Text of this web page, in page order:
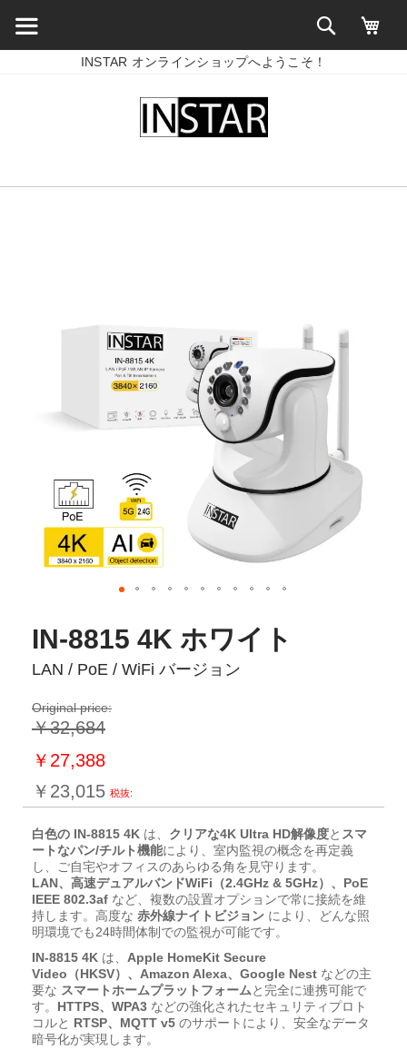
INSTAR オンラインショップへようこそ！
IN-8815 4K ホワイト
LAN / PoE / WiFi バージョン
Original price:
￥32,684
特
価
格
￥27,388
￥23,015
白色の IN-8815 4K は、 クリアな4K Ultra HD解像度と スマ
ートなパン/チルト機能により、室内監視の概念を再定義
し、ご自宅やオフィスのあらゆる角を見守ります。
LAN、高速デュアルバンドWiFi（2.4GHz & 5GHz）、PoE
IEEE 802.3af など、複数の設置オプションで常に接続を維
持します。高度な 赤外線ナイトビジョン により、どんな照
明環境でも24時間体制での監視が可能です。
IN-8815 4K は、 Apple HomeKit Secure
Video（HKSV）、Amazon Alexa、Google Nest などの主
要な スマートホームプラットフォームと完全に連携可能で
す。 HTTPS、WPA3 などの強化されたセキュリティプロト
コルと RTSP、MQTT v5 のサポートにより、安全なデータ
暗号化が実現します。